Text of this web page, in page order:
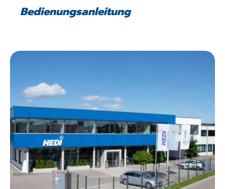
Bedienungsanleitung